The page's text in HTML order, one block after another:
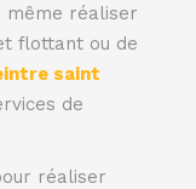
même réaliser
flottant ou de
saint
de
réaliser